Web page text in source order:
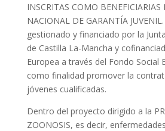
INSCRITAS COMO BENEFICIARIAS
NACIONAL DE GARANTÍA
gestionado y financiado por la
de Castilla La-Mancha y
Europea a través del Fondo Social
como finalidad promover la
jóvenes cualificadas.
Dentro del proyecto dirigido a la
ZOONOSIS, es decir,